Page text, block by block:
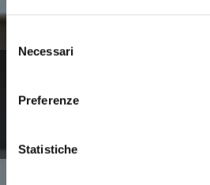
delNecessari
Preferenze
Statistiche
INFORMAZIONI